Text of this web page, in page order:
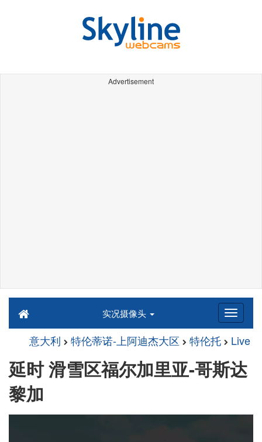
Advertisement
实况摄像头
意大利 特伦蒂诺-上阿迪杰大区 特伦托 Live
延时 滑雪区福尔加里亚-哥斯达
黎加